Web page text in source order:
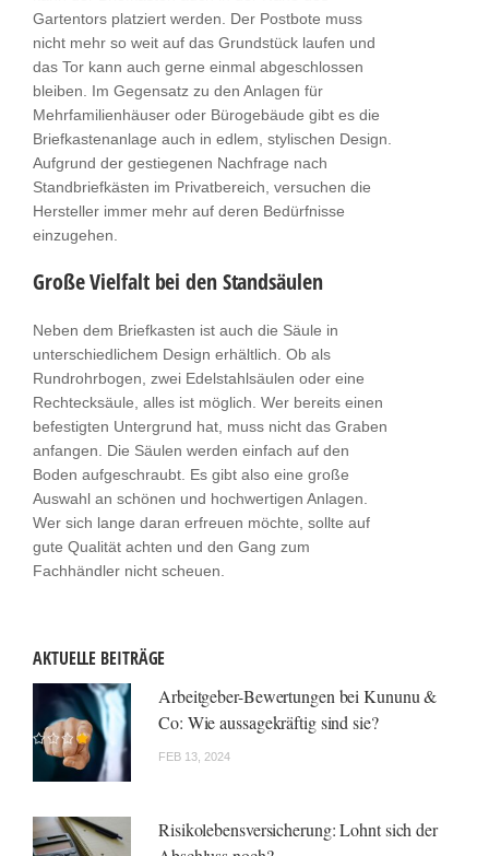
Gartentors platziert werden. Der Postbote muss
nicht mehr so weit auf das Grundstück laufen und
das Tor kann auch gerne einmal abgeschlossen
bleiben. Im Gegensatz zu den Anlagen für
Mehrfamilienhäuser oder Bürogebäude gibt es die
Briefkastenanlage auch in edlem, stylischen Design.
Aufgrund der gestiegenen Nachfrage nach
Standbriefkästen im Privatbereich, versuchen die
Hersteller immer mehr auf deren Bedürfnisse
einzugehen.
Große Vielfalt bei den Standsäulen
Neben dem Briefkasten ist auch die Säule in
unterschiedlichem Design erhältlich. Ob als
Rundrohrbogen, zwei Edelstahlsäulen oder eine
Rechtecksäule, alles ist möglich. Wer bereits einen
befestigten Untergrund hat, muss nicht das Graben
anfangen. Die Säulen werden einfach auf den
Boden aufgeschraubt. Es gibt also eine große
Auswahl an schönen und hochwertigen Anlagen.
Wer sich lange daran erfreuen möchte, sollte auf
gute Qualität achten und den Gang zum
Fachhändler nicht scheuen.
AKTUELLE BEITRÄGE
Arbeitgeber-Bewertungen bei Kununu &
Co: Wie aussagekräftig sind sie?
FEB 13, 2024
Risikolebensversicherung: Lohnt sich der